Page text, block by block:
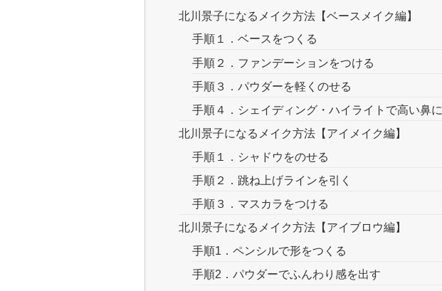
北川景子になるメイク方法【ベースメイク編】
手順１．ベースをつくる
手順２．ファンデーションをつける
手順３．パウダーを軽くのせる
手順４．シェイディング・ハイライトで高い鼻に
北川景子になるメイク方法【アイメイク編】
手順１．シャドウをのせる
手順２．跳ね上げラインを引く
手順３．マスカラをつける
北川景子になるメイク方法【アイブロウ編】
手順1．ペンシルで形をつくる
手順2．パウダーでふんわり感を出す